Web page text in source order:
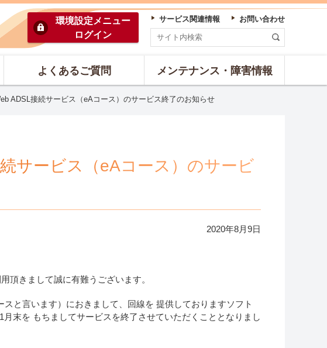
環境設定 メニュー
ログイン
よくあるご質問 メンテナンス・障害情報
サービス関連情報 お問い合わせ
ADSL接続サービス（eAコース）のサービス終了のお知らせ
サービス（eAコース）のサービ
2020年8月9日
頂きまして誠に有難うございます。
と言います）におきまして、回線を 提供しておりますソフト
末を もちましてサービスを終了させていただくこととなりまし